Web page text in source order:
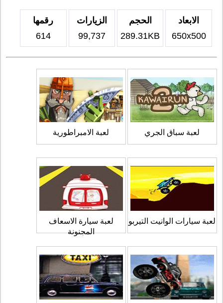
الابعاد
650x500
الحجم
289.31KB
الزيارات
99,737
رقمها
614
لعبة سباق الجري لعبة الامبراطورية
لعبة سيارات الوانيت التيربو
لعبة سيارة الاسعاف
المجنونة